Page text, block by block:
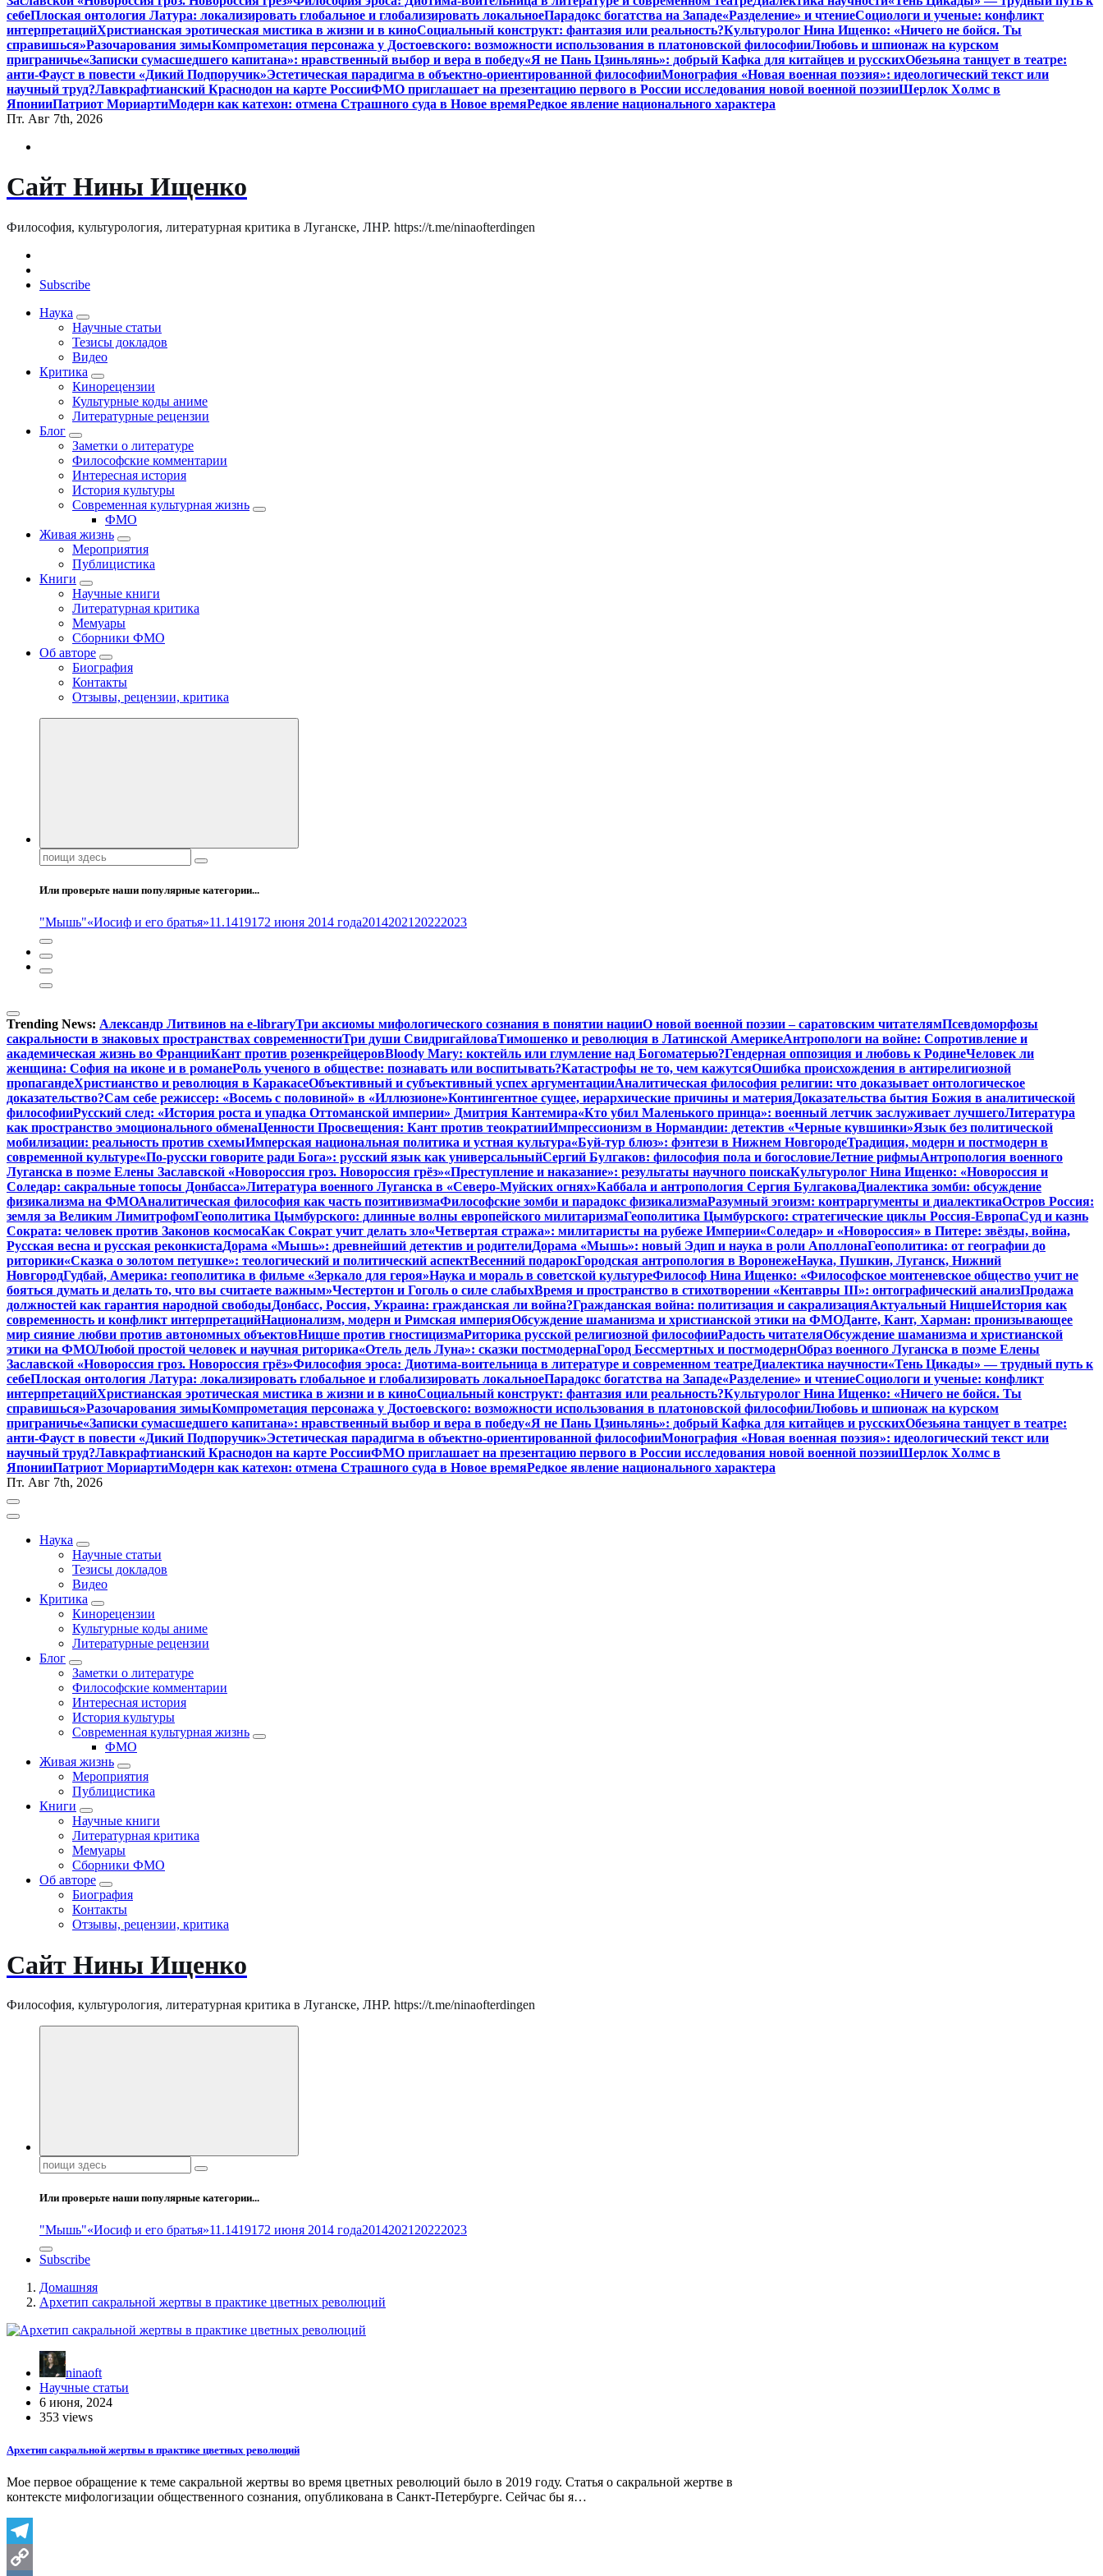
себеПлоская онтология Латура: локализировать глобальное и глобализировать локальноеПарадокс богатства на Западе«Разделение» и чтениеСоциологи и ученые: конфликт
интерпретацийХристианская эротическая мистика в жизни и в киноСоциальный конструкт: фантазия или реальность?Культуролог Нина Ищенко: «Ничего не бойся. Ты
справишься»Разочарования зимыКомпрометация персонажа у Достоевского: возможности использования в платоновской философииЛюбовь и шпионаж на курском
приграничье«Записки сумасшедшего капитана»: нравственный выбор и вера в победу«Я не Пань Цзиньлянь»: добрый Кафка для китайцев и русскихОбезьяна танцует в театре:
анти-Фауст в повести «Дикий Подпоручик»Эстетическая парадигма в объектно-ориентированной философииМонография «Новая военная поэзия»: идеологический текст или
научный труд?Лавкрафтианский Краснодон на карте РоссииФМО приглашает на презентацию первого в России исследования новой военной поэзииШерлок Холмс в
ЯпонииПатриот МориартиМодерн как катехон: отмена Страшного суда в Новое времяРедкое явление национального характера
Пт. Авг 7th, 2026
Сайт Нины Ищенко
Философия, культурология, литературная критика в Луганске, ЛНР. https://t.me/ninaofterdingen
Subscribe
Наука
Научные статьи
Тезисы докладов
Видео
Критика
Кинорецензии
Культурные коды аниме
Литературные рецензии
Блог
Заметки о литературе
Философские комментарии
Интересная история
История культуры
Современная культурная жизнь
ФМО
Живая жизнь
Мероприятия
Публицистика
Книги
Научные книги
Литературная критика
Мемуары
Сборники ФМО
Об авторе
Биография
Контакты
Отзывы, рецензии, критика
Поиск:
Или проверьте наши популярные категории...
"Мышь"«Иосиф и его братья»11.1419172 июня 2014 года20142021 20222023
Trending News: Александр Литвинов на e-libraryТри аксиомы мифологического сознания в понятии нацииО новой военной поэзии – саратовским читателямПсевдоморфозы
сакральности в знаковых пространствах современностиТри души СвидригайловаТимошенко и революция в Латинской АмерикеАнтропологи на войне: Сопротивление и
академическая жизнь во ФранцииКант против розенкрейцеровBloody Mary: коктейль или глумление над Богоматерью?Гендерная оппозиция и любовь к РодинеЧеловек ли
женщина: София на иконе и в романеРоль ученого в обществе: познавать или воспитывать?Катастрофы не то, чем кажутсяОшибка происхождения в антирелигиозной
пропагандеХристианство и революция в КаракасеОбъективный и субъективный успех аргументацииАналитическая философия религии: что доказывает онтологическое
доказательство?Сам себе режиссер: «Восемь с половиной» в «Иллюзионе»Контингентное сущее, иерархические причины и материяДоказательства бытия Божия в аналитической
философииРусский след: «История роста и упадка Оттоманской империи» Дмитрия Кантемира«Кто убил Маленького принца»: военный летчик заслуживает лучшегоЛитература
как пространство эмоционального обменаЦенности Просвещения: Кант против теократииИмпрессионизм в Нормандии: детектив «Черные кувшинки»Язык без политической
мобилизации: реальность против схемыИмперская национальная политика и устная культура«Буй-тур блюз»: фэнтези в Нижнем НовгородеТрадиция, модерн и постмодерн в
современной культуре«По-русски говорите ради Бога»: русский язык как универсальныйСергий Булгаков: философия пола и богословиеЛетние рифмыАнтропология военного
Луганска в поэме Елены Заславской «Новороссия гроз. Новороссия грёз»«Преступление и наказание»: результаты научного поискаКультуролог Нина Ищенко: «Новороссия и
Соледар: сакральные топосы Донбасса»Литература военного Луганска в «Северо-Муйских огнях»Каббала и антропология Сергия БулгаковаДиалектика зомби: обсуждение
физикализма на ФМОАналитическая философия как часть позитивизмаФилософские зомби и парадокс физикализмаРазумный эгоизм: контраргументы и диалектикаОстров Россия:
земля за Великим ЛимитрофомГеополитика Цымбурского: длинные волны европейского милитаризмаГеополитика Цымбурского: стратегические циклы Россия-ЕвропаСуд и казнь
Сократа: человек против Законов космосаКак Сократ учит делать зло«Четвертая стража»: милитаристы на рубеже Империи«Соледар» и «Новороссия» в Питере: звёзды, война,
Русская весна и русская реконкистаДорама «Мышь»: древнейший детектив и родителиДорама «Мышь»: новый Эдип и наука в роли АполлонаГеополитика: от географии до
риторики«Сказка о золотом петушке»: теологический и политический аспектВесенний подарокГородская антропология в ВоронежеНаука, Пушкин, Луганск, Нижний
НовгородГудбай, Америка: геополитика в фильме «Зеркало для героя»Наука и мораль в советской культуреФилософ Нина Ищенко: «Философское монтеневское общество учит не
бояться думать и делать то, что вы считаете важным»Честертон и Гоголь о силе слабыхВремя и пространство в стихотворении «Кентавры III»: онтографический анализПродажа
должностей как гарантия народной свободыДонбасс, Россия, Украина: гражданская ли война?Гражданская война: политизация и сакрализацияАктуальный НицшеИстория как
современность и конфликт интерпретацийНационализм, модерн и Римская империяОбсуждение шаманизма и христианской этики на ФМОДанте, Кант, Харман: пронизывающее
мир сияние любви против автономных объектовНицше против гностицизмаРиторика русской религиозной философииРадость читателяОбсуждение шаманизма и христианской
этики на ФМОЛюбой простой человек и научная риторика«Отель дель Луна»: сказки постмодернаГород Бессмертных и постмодернОбраз военного Луганска в поэме Елены
Заславской «Новороссия гроз. Новороссия грёз»Философия эроса: Диотима-воительница в литературе и современном театреДиалектика научности«Тень Цикады» — трудный путь к
себеПлоская онтология Латура: локализировать глобальное и глобализировать локальноеПарадокс богатства на Западе«Разделение» и чтениеСоциологи и ученые: конфликт
интерпретацийХристианская эротическая мистика в жизни и в киноСоциальный конструкт: фантазия или реальность?Культуролог Нина Ищенко: «Ничего не бойся. Ты
справишься»Разочарования зимыКомпрометация персонажа у Достоевского: возможности использования в платоновской философииЛюбовь и шпионаж на курском
приграничье«Записки сумасшедшего капитана»: нравственный выбор и вера в победу«Я не Пань Цзиньлянь»: добрый Кафка для китайцев и русскихОбезьяна танцует в театре:
анти-Фауст в повести «Дикий Подпоручик»Эстетическая парадигма в объектно-ориентированной философииМонография «Новая военная поэзия»: идеологический текст или
научный труд?Лавкрафтианский Краснодон на карте РоссииФМО приглашает на презентацию первого в России исследования новой военной поэзииШерлок Холмс в
ЯпонииПатриот МориартиМодерн как катехон: отмена Страшного суда в Новое времяРедкое явление национального характера
Пт. Авг 7th, 2026
Наука
Научные статьи
Тезисы докладов
Видео
Критика
Кинорецензии
Культурные коды аниме
Литературные рецензии
Блог
Заметки о литературе
Философские комментарии
Интересная история
История культуры
Современная культурная жизнь
ФМО
Живая жизнь
Мероприятия
Публицистика
Книги
Научные книги
Литературная критика
Мемуары
Сборники ФМО
Об авторе
Биография
Контакты
Отзывы, рецензии, критика
Сайт Нины Ищенко
Философия, культурология, литературная критика в Луганске, ЛНР. https://t.me/ninaofterdingen
Поиск:
Или проверьте наши популярные категории...
"Мышь"«Иосиф и его братья»11.1419172 июня 2014 года2014202120222023
Subscribe
Домашняя
Архетип сакральной жертвы в практике цветных революций
ninaoft
Научные статьи
6 июня, 2024
353 views
Архетип сакральной жертвы в практике цветных революций
Мое первое обращение к теме сакральной жертвы во время цветных революций было в 2019 году. Статья о сакральной жертве в
контексте мифологизации общественного сознания, опубликована в Санкт-Петербурге. Сейчас бы я…
Telegram